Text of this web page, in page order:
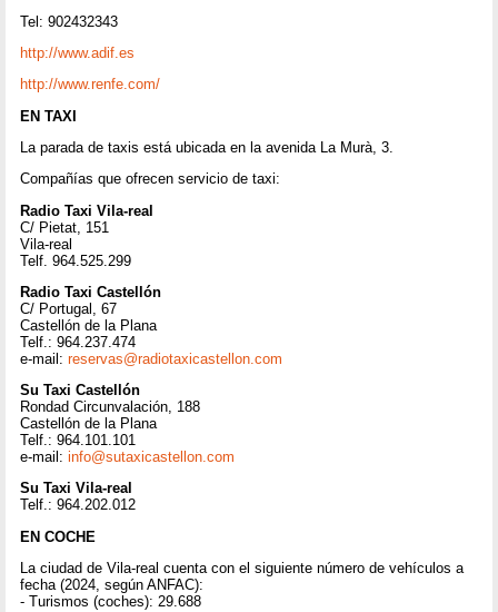
Tel: 902432343
http://www.adif.es
http://www.renfe.com/
EN TAXI
La parada de taxis está ubicada en la avenida La Murà, 3.
Compañías que ofrecen servicio de taxi:
Radio Taxi Vila-real
C/ Pietat, 151
Vila-real
Telf. 964.525.299
Radio Taxi Castellón
C/ Portugal, 67
Castellón de la Plana
Telf.: 964.237.474
e-mail:reservas@radiotaxicastellon.com
Su Taxi Castellón
Rondad Circunvalación, 188
Castellón de la Plana
Telf.: 964.101.101
e-mail:info@sutaxicastellon.com
Su Taxi Vila-real
Telf.: 964.202.012
EN COCHE
La ciudad de Vila-real cuenta con el siguiente número de vehículos a
fecha (2024, según ANFAC):
- Turismos (coches): 29.688